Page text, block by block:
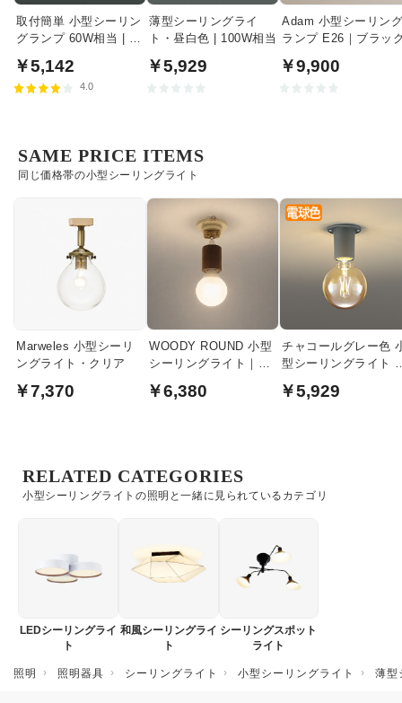
取付簡単 小型シーリン
グランプ 60W相当 | フ
￥5,142
4.0
薄型シーリングライ
ト・昼白色 | 100W相当
￥5,929
Adam 小型シーリン
ランプ E26｜ブラッ
￥9,900
同じ価格帯の小型シーリングライト
SAME PRICE ITEMS
Marweles 小型シーリ
ングライト・クリア
￥7,370
WOODY ROUND 小型
シーリングライト｜ブ
￥6,380
チャコールグレー色
型シーリングライト |
￥5,929
小型シーリングライトの照明と一緒に見られているカテゴリ
RELATED CATEGORIES
LEDシーリングライ
ト
和風シーリングライ
ト
シーリングスポット
ライト
照明 照明器具 シーリングライト 小型シーリングライト 薄型